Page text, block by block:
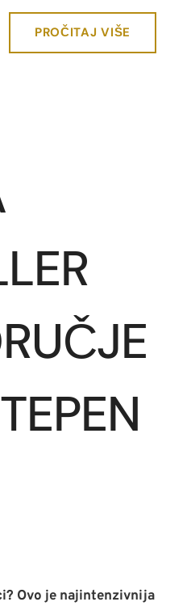
PROČITAJ VIŠE
Ovo je najintenzivnija